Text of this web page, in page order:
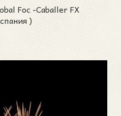
Foc -Caballer FX
)